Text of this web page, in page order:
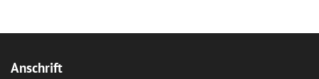
Anschrift